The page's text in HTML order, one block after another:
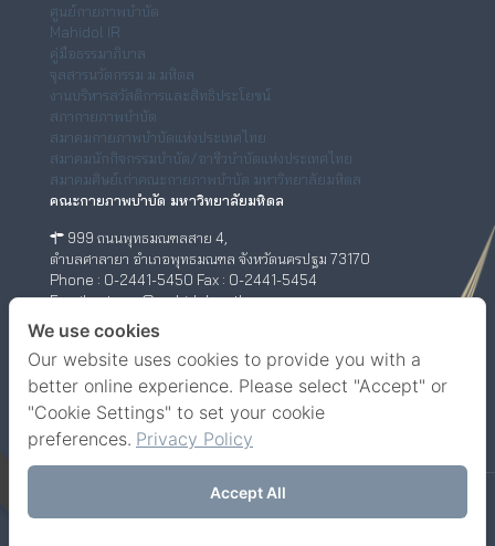
ศูนย์กายภาพบำบัด
Mahidol IR
คู่มือธรรมาภิบาล
จุลสารนวัตกรรม ม.มหิดล
งานบริหารสวัสดิการและสิทธิประโยชน์
สภากายภาพบำบัด
สมาคมกายภาพบำบัดแห่งประเทศไทย
สมาคมนักกิจกรรมบำบัด/อาชีวบำบัดแห่งประเทศไทย
สมาคมศิษย์เก่าคณะกายภาพบำบัด มหาวิทยาลัยมหิดล
คณะกายภาพบำบัด มหาวิทยาลัยมหิดล
999 ถนนพุทธมณฑลสาย 4,
ตำบลศาลายา อำเภอพุทธมณฑล จังหวัดนครปฐม 73170
Phone : 0-2441-5450 Fax : 0-2441-5454
Email : ptwww@mahidol.ac.th
ศูนย์กายภาพบำบัด (เชิงสะพานสมเด็จพระปิ่นเกล้า)
198/2 ถนนสมเด็จพระปิ่นเกล้า,
แขวงบางยี่ขัน เขตบางพลัด กรุงเทพฯ 10700
Phone : 0-63-520-5151
Facebook YouTube
© Faculty of Physical Therapy, Mahidol University.
We use cookies
Our website uses cookies to provide you with a
better online experience. Please select "Accept" or
"Cookie Settings" to set your cookie
preferences. Privacy Policy
Accept All